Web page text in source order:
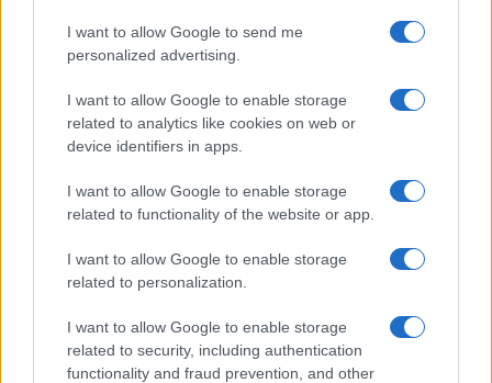
I want to allow Google to send me
personalized advertising.
I want to allow Google to enable storage
related to analytics like cookies on web or
device identifiers in apps.
I want to allow Google to enable storage
related to functionality of the website or app.
I want to allow Google to enable storage
related to personalization.
I want to allow Google to enable storage
related to security, including authentication
functionality and fraud prevention, and other